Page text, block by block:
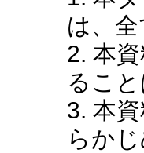
は、
2. 本
るこ
3. 本
らか